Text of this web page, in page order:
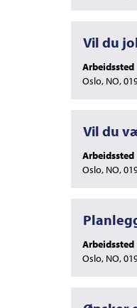
det
fullstendige
innholdet
i
Tittel
Vil du
Arbeidssted
Oslo, NO,
Velg
for
det
fullstendige
innholdet
i
Tittel
Vil du
Arbeidssted
Oslo, NO,
Velg
for
det
fullstendige
innholdet
i
Tittel
Arbeidssted
Oslo, NO,
Velg
for
det
Tittel
Velg